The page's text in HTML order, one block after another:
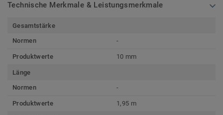
Technische Merkmale & Leistungsmerkmale
Gesamtstärke
Normen
-
Produktwerte 10 mm
Länge
Normen
-
Produktwerte 1,95 m